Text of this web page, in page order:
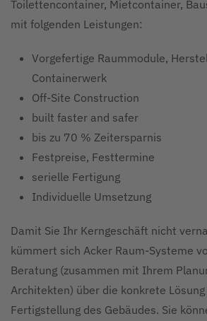
Toilettencontainer, Mietcontainer,
mit folgenden Leistungen:
Vorgefertige Raummodule,
Containerwerk
Off-Site Construction
built faster and safer
bis zu 70 % Zeitersparnis
Festpreise, Festtermine
serielle Fertigung
Individuelle Umsetzung
Damit Sie Ihr Kerngeschäft nicht
kümmert sich Acker Raum-Systeme
Beratung (zusammen mit Ihrem
Architekten) über die konkrete
Fertigstellung des Gebäudes. Sie